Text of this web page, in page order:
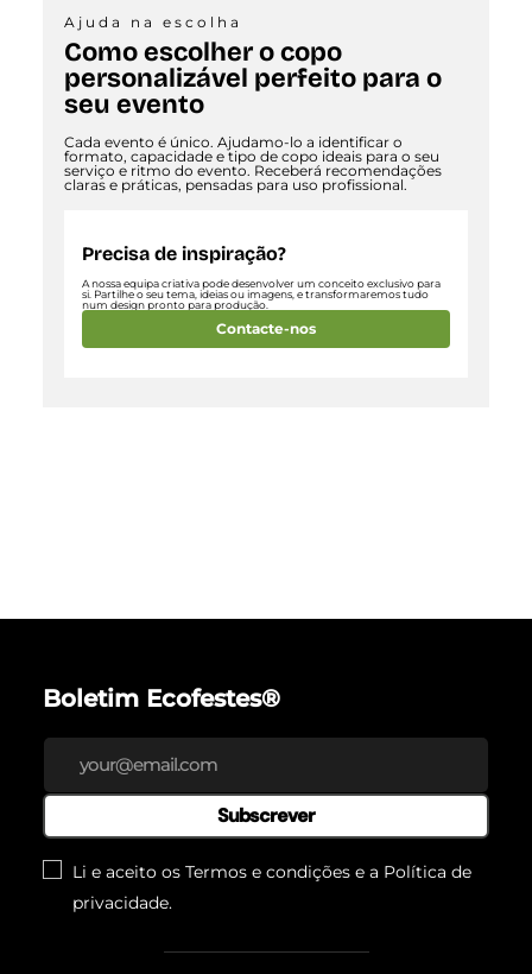
Ajuda na escolha
Como escolher o copo
personalizável perfeito para o
seu evento
Cada evento é único. Ajudamo-lo a identificar o
formato, capacidade e tipo de copo ideais para o seu
serviço e ritmo do evento. Receberá recomendações
claras e práticas, pensadas para uso profissional.
Precisa de inspiração?
A nossa equipa criativa pode desenvolver um conceito exclusivo para
si. Partilhe o seu tema, ideias ou imagens, e transformaremos tudo
num design pronto para produção.
Contacte-nos
Boletim Ecofestes®
Subscrever
Li e aceito os Termos e condições e a Política de
privacidade.